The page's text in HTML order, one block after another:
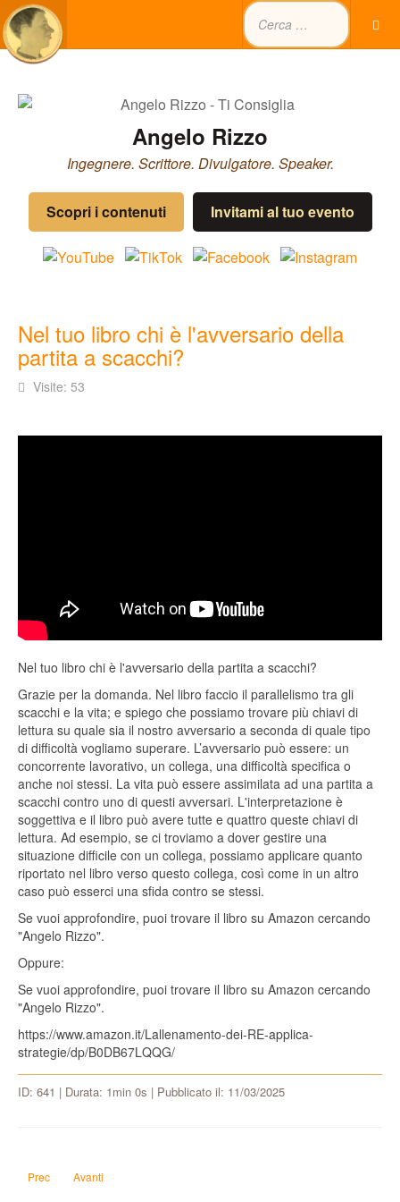
Angelo Rizzo
Ingegnere. Scrittore. Divulgatore. Speaker.
Scopri i contenuti Invitami al tuo evento
Nel tuo libro chi è l'avversario della
partita a scacchi?
Visite: 53
Nel tuo libro chi è l'avversario della partita a scacchi?
Grazie per la domanda. Nel libro faccio il parallelismo tra gli
scacchi e la vita; e spiego che possiamo trovare più chiavi di
lettura su quale sia il nostro avversario a seconda di quale tipo
di difficoltà vogliamo superare. L’avversario può essere: un
concorrente lavorativo, un collega, una difficoltà specifica o
anche noi stessi. La vita può essere assimilata ad una partita a
scacchi contro uno di questi avversari. L'interpretazione è
soggettiva e il libro può avere tutte e quattro queste chiavi di
lettura. Ad esempio, se ci troviamo a dover gestire una
situazione difficile con un collega, possiamo applicare quanto
riportato nel libro verso questo collega, così come in un altro
caso può esserci una sfida contro se stessi.
Se vuoi approfondire, puoi trovare il libro su Amazon cercando
"Angelo Rizzo".
Oppure:
Se vuoi approfondire, puoi trovare il libro su Amazon cercando
"Angelo Rizzo".
https://www.amazon.it/Lallenamento-dei-RE-applica-
strategie/dp/B0DB67LQQG/
ID: 641 | Durata: 1min 0s | Pubblicato il: 11/03/2025
Articolo precedente: Max Planck era un nazista?
Prec Articolo successivo: Se fossi Trump e dovessi fare l'attacco
Avanti